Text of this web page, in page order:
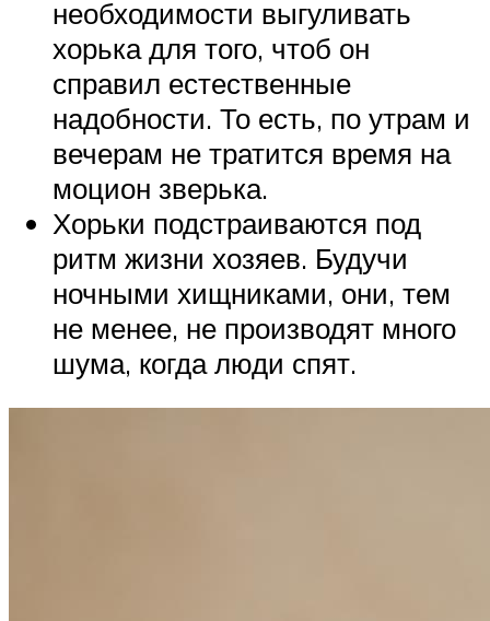
необходимости выгуливать
хорька для того, чтоб он
справил естественные
надобности. То есть, по утрам и
вечерам не тратится время на
моцион зверька.
Хорьки подстраиваются под
ритм жизни хозяев. Будучи
ночными хищниками, они, тем
не менее, не производят много
шума, когда люди спят.